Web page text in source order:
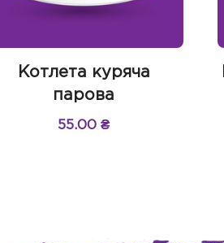
Котлета куряча
парова
55.00₴